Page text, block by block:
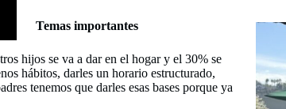
Temas importantes
hijos se va a dar en el hogar y el 30% se
hábitos, darles un horario estructurado,
tenemos que darles esas bases porque ya